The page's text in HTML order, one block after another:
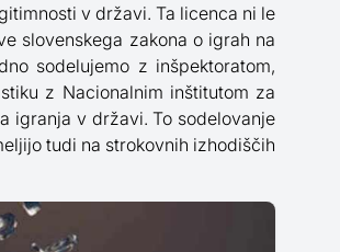
v državi. Ta licenca ni le
slovenskega zakona o igrah na
sodelujemo z inšpektoratom,
z Nacionalnim inštitutom za
igranja v državi. To sodelovanje
tudi na strokovnih izhodiščih